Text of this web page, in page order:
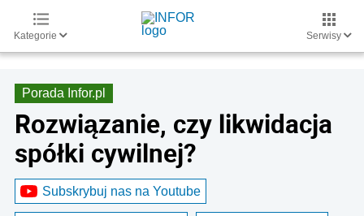
Kategorie Serwisy
Porada Infor.pl
Rozwiązanie, czy likwidacja
spółki cywilnej?
Subskrybuj nas na Youtube